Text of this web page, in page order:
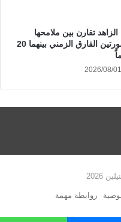
الزاهد تقارن بين ملامحها
بصورتين الفارق الزمني بينهما 20
2026/08/01
2026
روابطة مهمة